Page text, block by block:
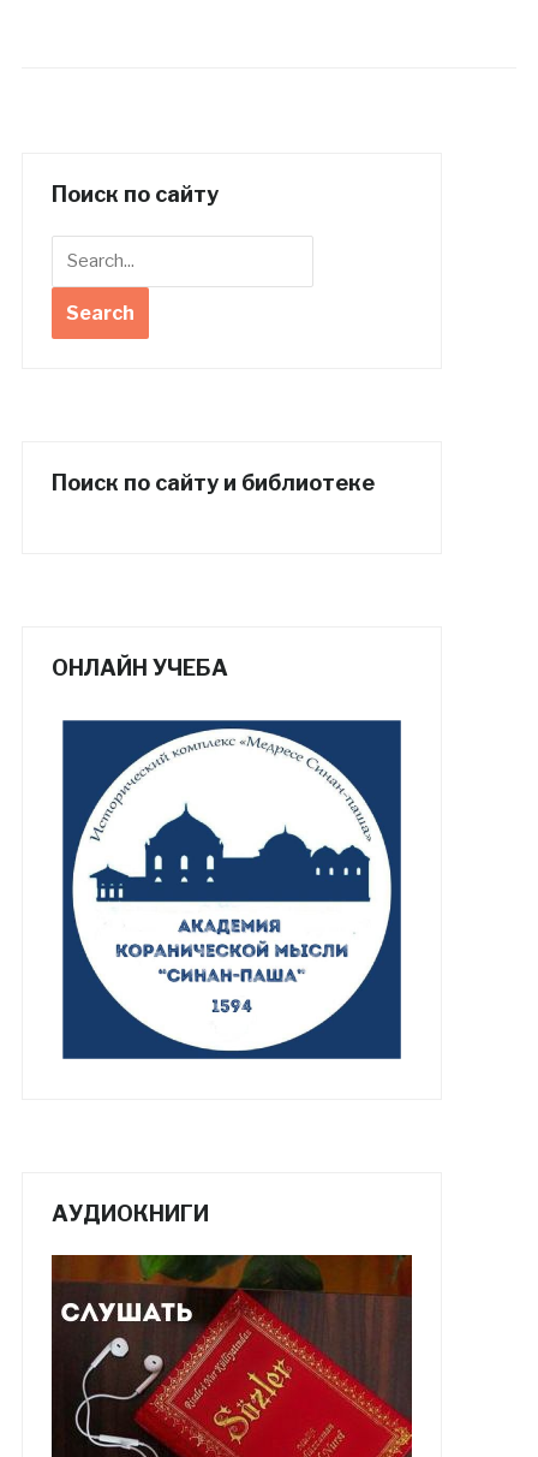
Поиск по сайту
Поиск по сайту и библиотеке
ОНЛАЙН УЧЕБА
АУДИОКНИГИ